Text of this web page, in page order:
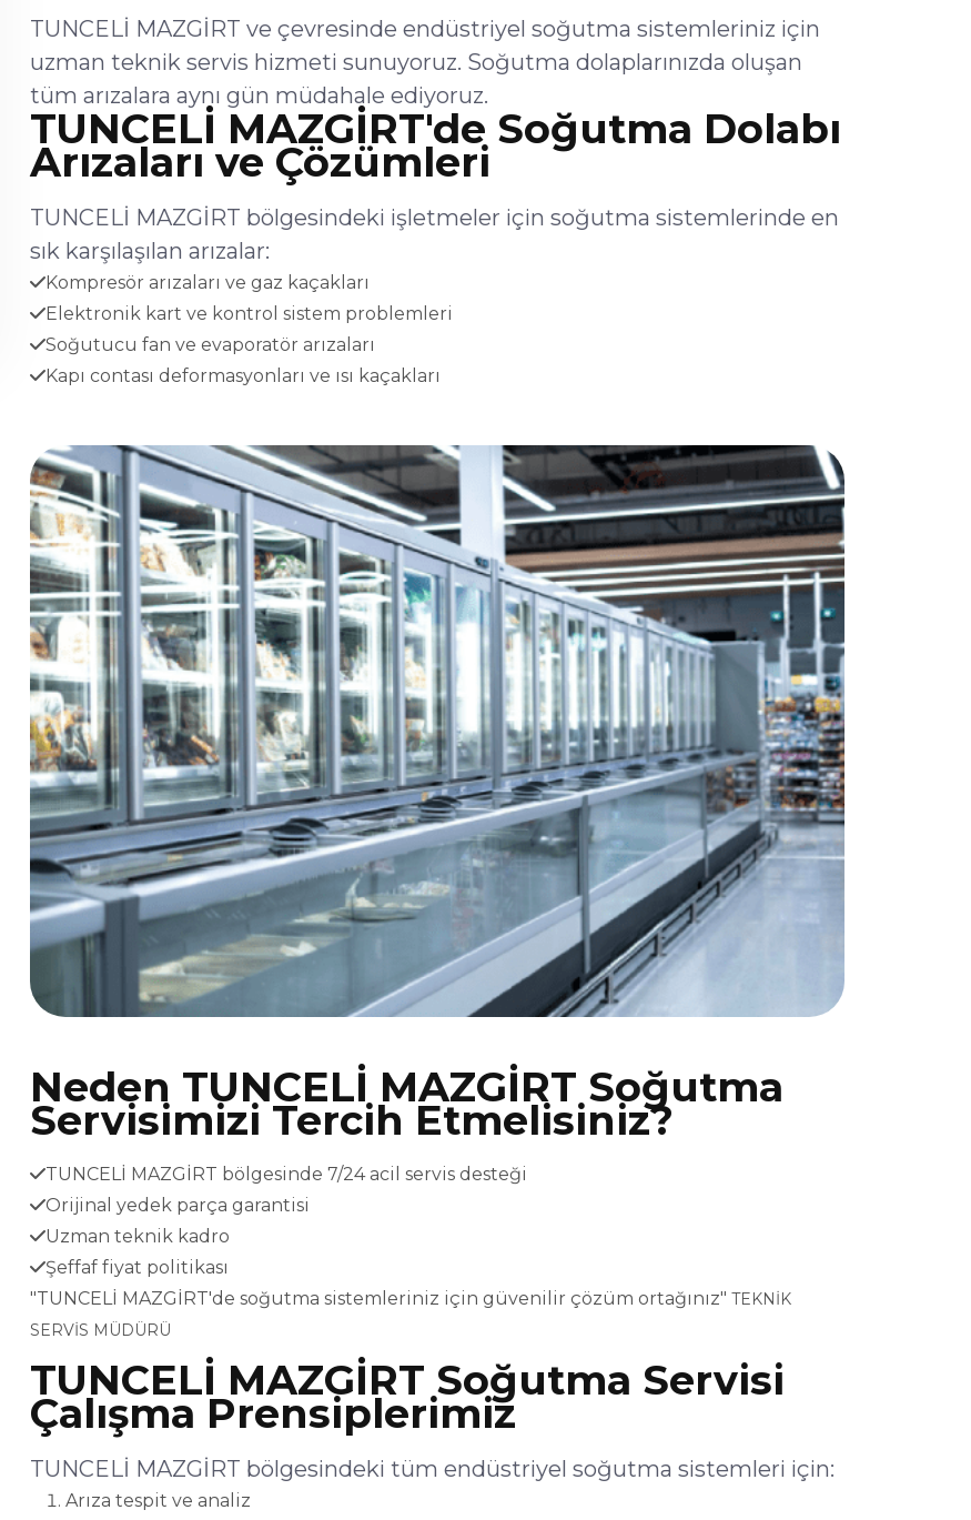
TUNCELİ MAZGİRT ve çevresinde endüstriyel soğutma sistemleriniz için
uzman teknik servis hizmeti sunuyoruz. Soğutma dolaplarınızda oluşan
tüm arızalara aynı gün müdahale ediyoruz.
TUNCELİ MAZGİRT'de Soğutma Dolabı
Arızaları ve Çözümleri
TUNCELİ MAZGİRT bölgesindeki işletmeler için soğutma sistemlerinde en
sık karşılaşılan arızalar:
Kompresör arızaları ve gaz kaçakları
Elektronik kart ve kontrol sistem problemleri
Soğutucu fan ve evaporatör arızaları
Kapı contası deformasyonları ve ısı kaçakları
Neden TUNCELİ MAZGİRT Soğutma
Servisimizi Tercih Etmelisiniz?
TUNCELİ MAZGİRT bölgesinde 7/24 acil servis desteği
Orijinal yedek parça garantisi
Uzman teknik kadro
Şeffaf fiyat politikası
"TUNCELİ MAZGİRT'de soğutma sistemleriniz için güvenilir çözüm ortağınız" TEKNİK
SERVİS MÜDÜRÜ
TUNCELİ MAZGİRT Soğutma Servisi
Çalışma Prensiplerimiz
TUNCELİ MAZGİRT bölgesindeki tüm endüstriyel soğutma sistemleri için:
Arıza tespit ve analiz